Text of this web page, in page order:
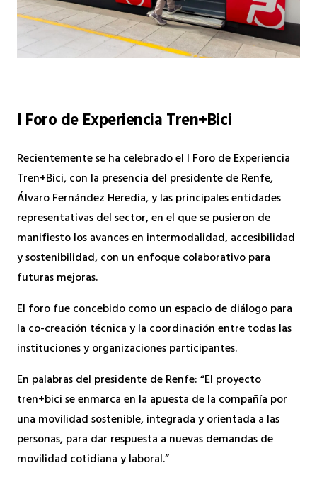
I Foro de Experiencia Tren+Bici
Recientemente se ha celebrado el I Foro de Experiencia
Tren+Bici, con la presencia del presidente de Renfe,
Álvaro Fernández Heredia, y las principales entidades
representativas del sector, en el que se pusieron de
manifiesto los avances en intermodalidad, accesibilidad
y sostenibilidad, con un enfoque colaborativo para
futuras mejoras.
El foro fue concebido como un espacio de diálogo para
la co-creación técnica y la coordinación entre todas las
instituciones y organizaciones participantes.
En palabras del presidente de Renfe: “El proyecto
tren+bici se enmarca en la apuesta de la compañía por
una movilidad sostenible, integrada y orientada a las
personas, para dar respuesta a nuevas demandas de
movilidad cotidiana y laboral.”